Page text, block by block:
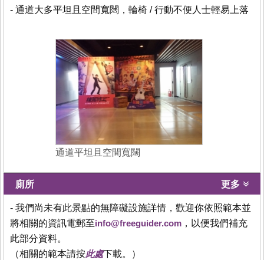
- 通道大多平坦且空間寬闊，輪椅 / 行動不便人士輕易上落
通道平坦且空間寬闊
廁所 更多
- 我們尚未有此景點的無障礙設施詳情，歡迎你依照範本並
將相關的資訊電郵至info@freeguider.com ，以便我們補充
此部分資料。
（相關的範本請按此處下載。）